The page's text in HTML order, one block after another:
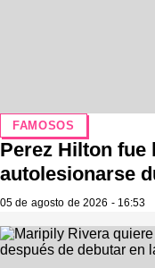
FAMOSOS
Perez Hilton
autolesionarse
05 de agosto de 2026 - 16:53